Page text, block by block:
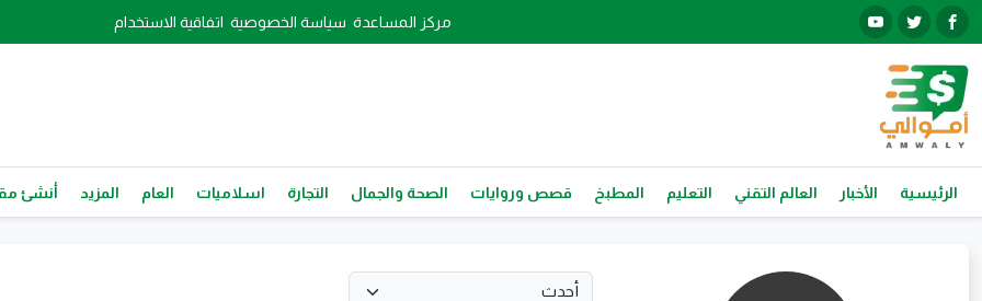
مركز المساعدة سياسة الخصوصية اتفاقية الاستخدام
الرئيسية الأخبار العالم التقني التعليم المطبخ قصص وروايات الصحة والجمال التجارة اسلاميات العام المزيد أنشئ